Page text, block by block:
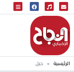
البث المباشر
إذاعة النجاح
الرئيسية حيل